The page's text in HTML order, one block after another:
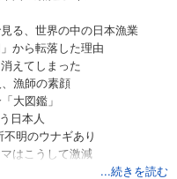
る、世界の中の日本漁業
から転落した理由
えてしまった
漁師の素顔
大図鑑」
日本人
明のウナギあり
はこうして激減
で元が取れなくなった...続きを読む